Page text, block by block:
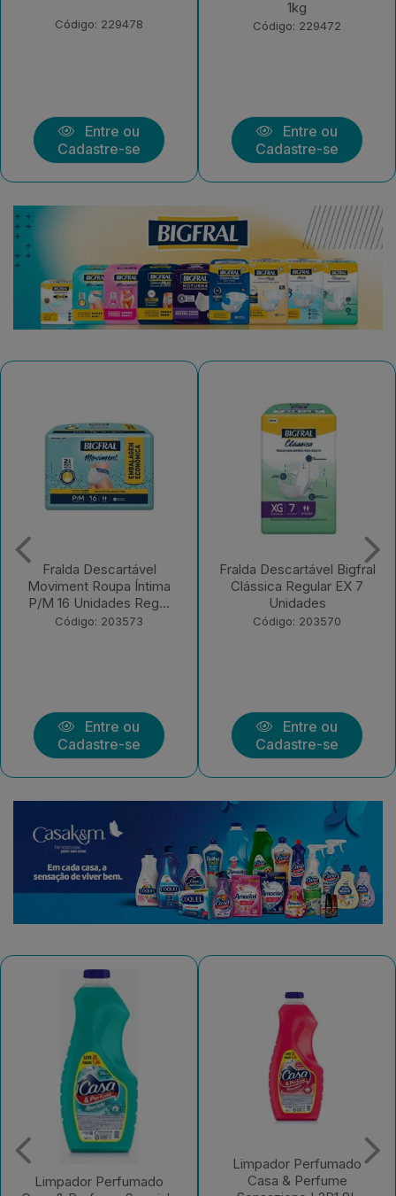
Código: 229472
Entre ou
Cadastre-se
Morango 550g
Código: 226378
Entre ou
Cadastre-se
Fralda Descartável Bigfral
Clássica Regular EX 7
Unidades
Código: 203570
Entre ou
Cadastre-se
Fralda Descartável Bigfral
Clássica Regular G 7
Unidades
Código: 203569
Entre ou
Cadastre-se
Casa & Perfume
Limpador Perfumado
Casa & Perfume A